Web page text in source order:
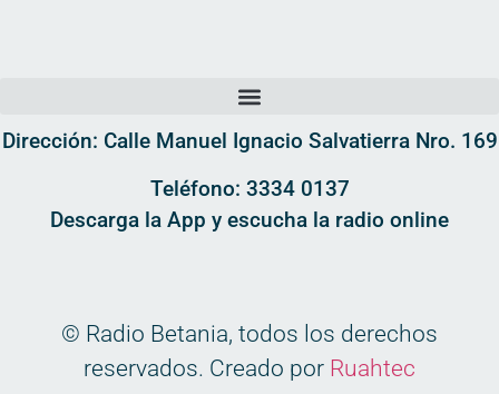
Dirección: Calle Manuel Ignacio Salvatierra Nro. 169
Teléfono: 3334 0137
Descarga la App y escucha la radio online
© Radio Betania, todos los derechos
reservados. Creado por Ruahtec